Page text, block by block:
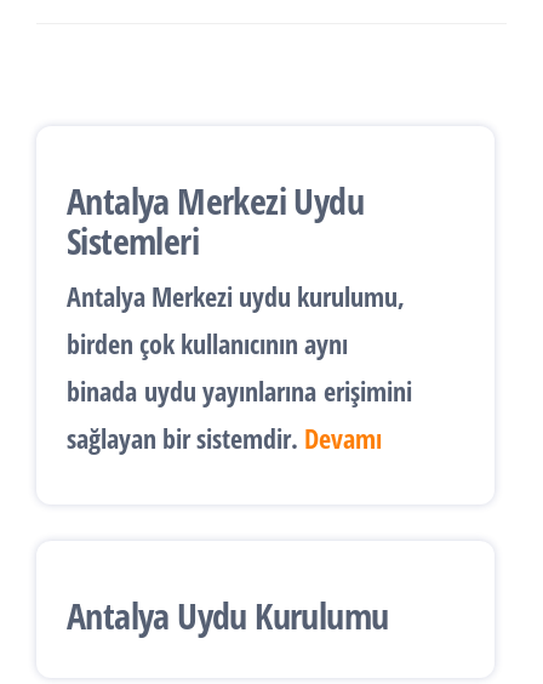
Antalya Merkezi Uydu
Sistemleri
Antalya Merkezi uydu kurulumu,
birden çok kullanıcının aynı
binada uydu yayınlarına erişimini
sağlayan bir sistemdir. Devamı
Antalya Uydu Kurulumu